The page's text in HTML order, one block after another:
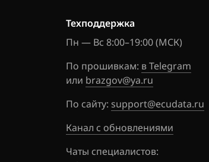
Jetta 1.4 TFSI (CAVA)
Jetta 1.4 TFSI (CAXA)
Jetta 1.4 TFSI (CTHA)
Техподдержка
Пн — Вс 8:00–19:00 (МСК)
По прошивкам: в Telegram
или brazgov@ya.ru
По сайту: support@ecudata.ru
Канал с обновлениями
Чаты специалистов: